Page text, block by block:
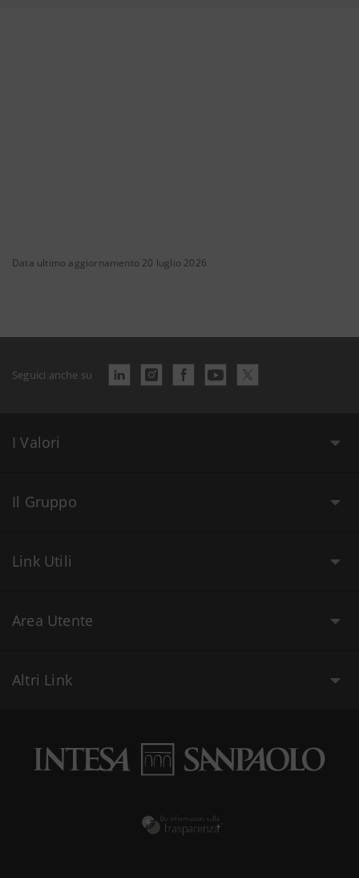
Data ultimo aggiornamento 20 luglio 2026
Seguici anche su
I Valori
Il Gruppo
Link Utili
Area Utente
Altri Link